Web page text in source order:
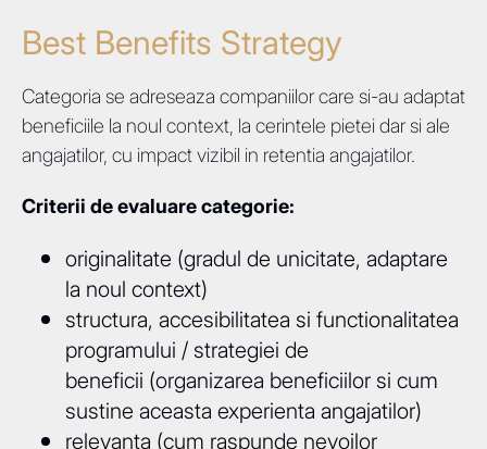
Best Benefits Strategy
Categoria se adreseaza companiilor care si-au adaptat
beneficiile la noul context, la cerintele pietei dar si ale
angajatilor, cu impact vizibil in retentia angajatilor.
Criterii de evaluare categorie:
originalitate (gradul de unicitate, adaptare
la noul context)
structura, accesibilitatea si functionalitatea
programului / strategiei de
beneficii (organizarea beneficiilor si cum
sustine aceasta experienta angajatilor)
relevanta (cum raspunde nevoilor